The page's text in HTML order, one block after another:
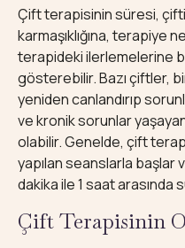
Çift terapisinin süresi,
karmaşıklığına, terapiye
terapideki ilerlemelerine
gösterebilir. Bazı çiftler,
yeniden canlandırıp
ve kronik sorunlar
olabilir. Genelde, çift
yapılan seanslarla başlar
dakika ile 1 saat arasında
Çift Terapisinin